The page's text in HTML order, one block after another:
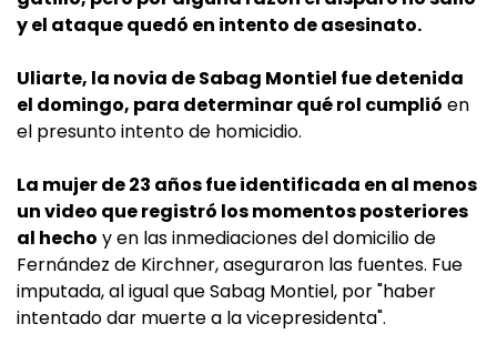
y el ataque quedó en intento de asesinato.
Uliarte, la novia de Sabag Montiel fue detenida
el domingo, para determinar qué rol cumplió en
el presunto intento de homicidio.
La mujer de 23 años fue identificada en al menos
un video que registró los momentos posteriores
al hecho y en las inmediaciones del domicilio de
Fernández de Kirchner, aseguraron las fuentes. Fue
imputada, al igual que Sabag Montiel, por "haber
intentado dar muerte a la vicepresidenta".